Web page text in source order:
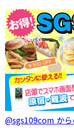
@sgs109com か